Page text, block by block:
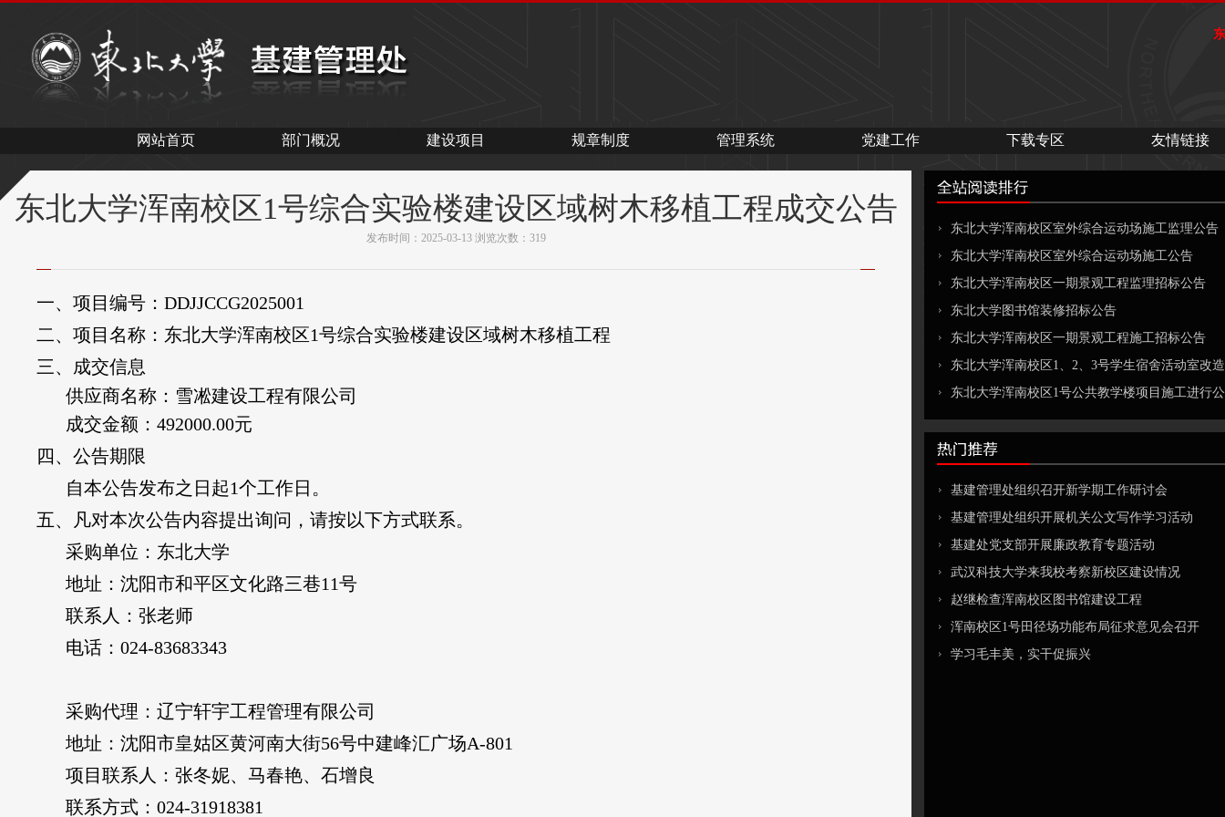
网站首页 部门概况 建设项目 规章制度 管理系统 党建工作 下载专区 友情链接
东北大学浑南校区1号综合实验楼建设区域树木移植工程成交公告
发布时间： 2025-03-13浏览次数： 319
一、项目编号： DDJJCCG2025001
二、项目名称：东北大学浑南校区1号综合实验楼建设区域树木移植工程
三、成交信息
供应商名称：雪凇建设工程有限公司
成交金额： 492000.00元
四、公告期限
自本公告发布之日起1个工作日。
五、凡对本次公告内容提出询问，请按以下方式联系。
采购单位：东北大学
地址：沈阳市和平区文化路三巷11号
联系人：张老师
电话： 024-83683343
采购代理：辽宁轩宇工程管理有限公司
地址：沈阳市皇姑区黄河南大街56号中建峰汇广场A-801
项目联系人：张冬妮、马春艳、石增良
联系方式： 024-31918381
东北大学浑南校区室外综合运动场施工监理公告
东北大学浑南校区室外综合运动场施工公告
东北大学浑南校区一期景观工程监理招标公告
东北大学图书馆装修招标公告
东北大学浑南校区一期景观工程施工招标公告
东北大学浑南校区1、2、3号学生宿舍活动室改
东北大学浑南校区1号公共教学楼项目施工进行
基建管理处组织召开新学期工作研讨会
基建管理处组织开展机关公文写作学习活动
基建处党支部开展廉政教育专题活动
武汉科技大学来我校考察新校区建设情况
赵继检查浑南校区图书馆建设工程
浑南校区1号田径场功能布局征求意见会召开
学习毛丰美，实干促振兴